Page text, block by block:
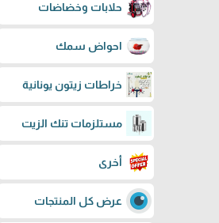
حلابات وخضاضات
احواض سمك
خراطات زيتون يونانية
مستلزمات تنك الزيت
أخرى
عرض كل المنتجات